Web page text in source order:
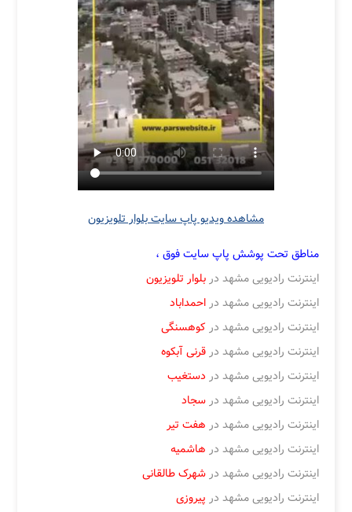
مشاهده ویدیو پاپ سایت بلوار تلویزیون
مناطق تحت پوشش پاپ سایت فوق ،
اینترنت رادیویی مشهد دربلوار تلویزیون
اینترنت رادیویی مشهد دراحمداباد
اینترنت رادیویی مشهد در کوهسنگی
اینترنت رادیویی مشهد درقرنیآبکوه
اینترنت رادیویی مشهد در دستغیب
اینترنت رادیویی مشهد درسجاد
اینترنت رادیویی مشهد در هفت تیر
اینترنت رادیویی مشهد در هاشمیه
اینترنت رادیویی مشهد درشهرک طالقانی
اینترنت رادیویی مشهد در پیروزی